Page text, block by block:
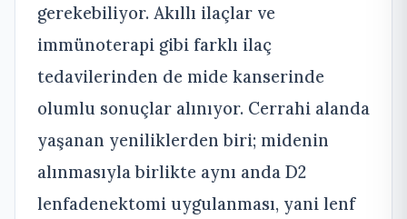
gerekebiliyor. Akıllı ilaçlar ve
immünoterapi gibi farklı ilaç
tedavilerinden de mide kanserinde
olumlu sonuçlar alınıyor. Cerrahi alanda
yaşanan yeniliklerden biri; midenin
alınmasıyla birlikte aynı anda D2
lenfadenektomi uygulanması, yani lenf